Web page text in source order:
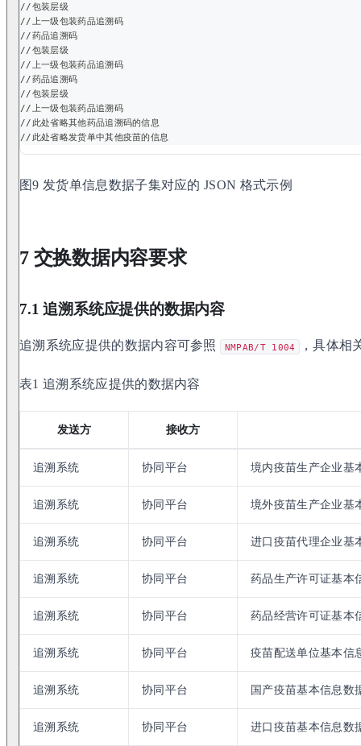
//包装层级
//上一级包装药品追溯码
//药品追溯码
//包装层级
//上一级包装药品追溯码
//药品追溯码
//包装层级
//上一级包装药品追溯码
//此处省略其他药品追溯码的信息
//此处省略发货单中其他疫苗的信息
图9 发货单信息数据子集对应的 JSON 格式示例
7 交换数据内容要求
7.1 追溯系统应提供的数据内容
追溯系统应提供的数据内容可参照 NMPAB/T 1004 ，具体相
表1 追溯系统应提供的数据内容
发送方 接收方
追溯系统 协同平台 境内疫苗生产企业基
追溯系统 协同平台 境外疫苗生产企业基
追溯系统 协同平台 进口疫苗代理企业基
追溯系统 协同平台 药品生产许可证基本
追溯系统 协同平台 药品经营许可证基本
追溯系统 协同平台 疫苗配送单位基本信
追溯系统 协同平台 国产疫苗基本信息数
追溯系统 协同平台 进口疫苗基本信息数